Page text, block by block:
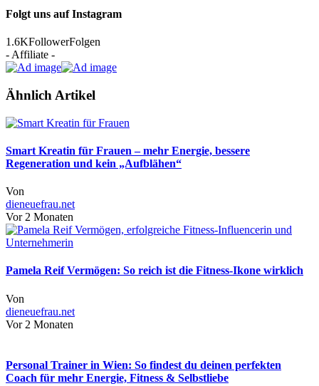
Folgt uns auf Instagram
1.6KFollowerFolgen
- Affiliate -
Ähnlich Artikel
Smart Kreatin für Frauen – mehr Energie, bessere
Regeneration und kein „Aufblähen“
Von
dieneuefrau.net
Vor 2 Monaten
Pamela Reif Vermögen: So reich ist die Fitness-Ikone wirklich
Von
dieneuefrau.net
Vor 2 Monaten
Personal Trainer in Wien: So findest du deinen perfekten
Coach für mehr Energie, Fitness & Selbstliebe